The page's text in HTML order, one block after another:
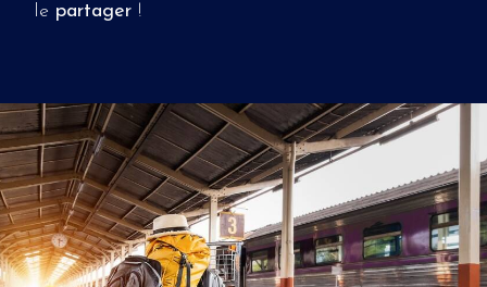
le partager!